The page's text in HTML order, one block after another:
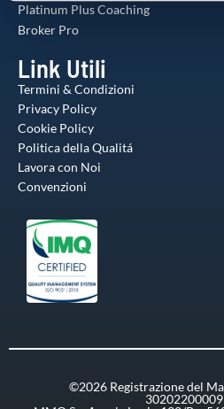
Platinum Plus Coaching
Broker Pro
Link Utili
Termini & Condizioni
Privacy Policy
Cookie Policy
Politica della Qualitá
Lavora con Noi
Convenzioni
©2026 Registrazione del